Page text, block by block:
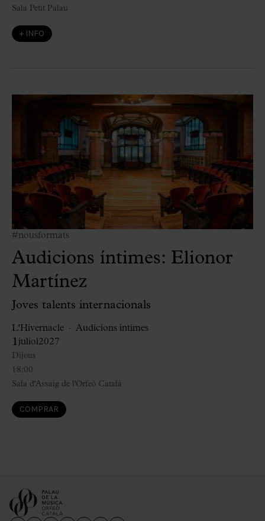
Sala Petit Palau
+ INFO
#nousformats
Audicions íntimes: Elionor
Martínez
Joves talents internacionals
L'Hivernacle Audicions íntimes
1 juliol2027
18:00
Dijous
Sala d'Assaig de l'Orfeó Català
COMPRAR